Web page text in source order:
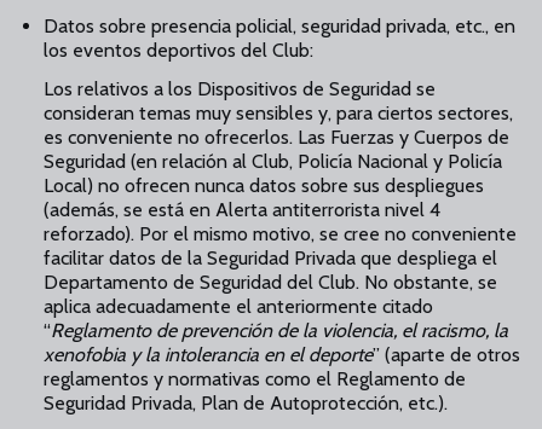
Datos sobre presencia policial, seguridad privada, etc., en
los eventos deportivos del Club:
Los relativos a los Dispositivos de Seguridad se
consideran temas muy sensibles y, para ciertos sectores,
es conveniente no ofrecerlos. Las Fuerzas y Cuerpos de
Seguridad (en relación al Club, Policía Nacional y Policía
Local) no ofrecen nunca datos sobre sus despliegues
(además, se está en Alerta antiterrorista nivel 4
reforzado). Por el mismo motivo, se cree no conveniente
facilitar datos de la Seguridad Privada que despliega el
Departamento de Seguridad del Club. No obstante, se
aplica adecuadamente el anteriormente citado
“Reglamento de prevención de la violencia, el racismo, la
xenofobia y la intolerancia en el deporte” (aparte de otros
reglamentos y normativas como el Reglamento de
Seguridad Privada, Plan de Autoprotección, etc.).